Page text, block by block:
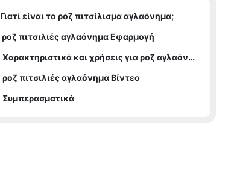
Γιατί είναι το ροζ πιτσίλισμα αγλαόνημα;
ροζ πιτσιλιές αγλαόνημα Εφαρμογή
Χαρακτηριστικά και χρήσεις για ροζ αγλαόνημα
ροζ πιτσιλιές αγλαόνημα Βίντεο
Συμπερασματικά